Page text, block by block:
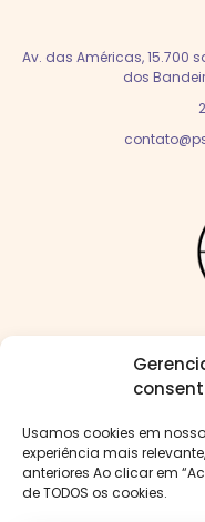
Usamos cookies em
experiência mais
anteriores Ao clicar em
de TODOS os cookies.
Av. das Américas, 15.700
dos